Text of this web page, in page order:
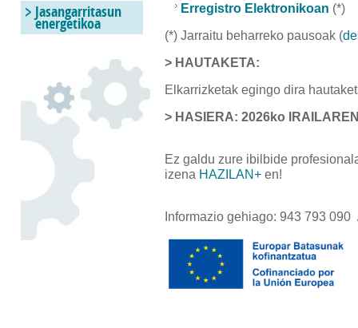
Erregistro Elektronikoan (*)
(*) Jarraitu beharreko pausoak (
> HAUTAKETA:
Elkarrizketak egingo dira
> HASIERA: 2026ko
Ez galdu zure ibilbide
izena HAZILAN+ en!
Informazio gehiago: 943 793
Jasangarritasun
energetikoa